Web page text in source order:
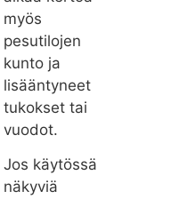
myös
pesutilojen
kunto ja
lisääntyneet
tukokset tai
vuodot.
Jos käytössä
näkyviä